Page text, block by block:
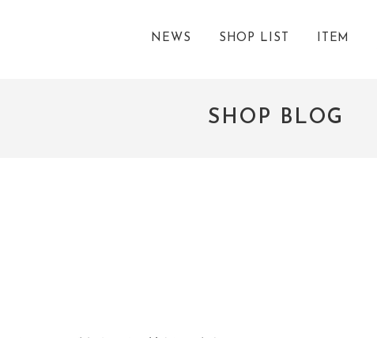
NEWS SHOP LIST ITEM
SHOP BLOG